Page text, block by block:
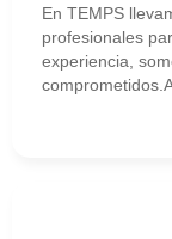
En TEMPS
profesionales
experiencia,